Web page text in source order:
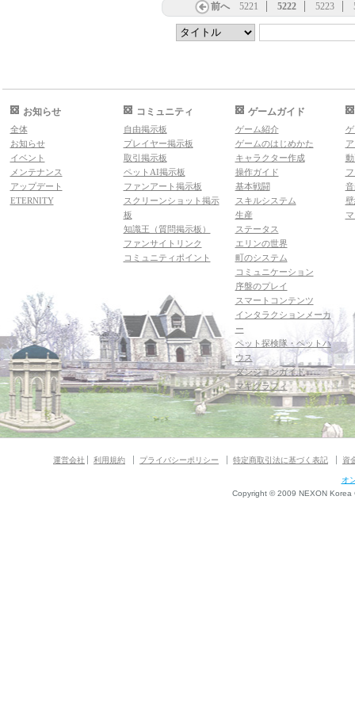
前へ 5221 5222 5223
お知らせ
全体
お知らせ
イベント
メンテナンス
アップデート
ETERNITY
コミュニティ
自由掲示板
プレイヤー掲示板
取引掲示板
ペットAI掲示板
ファンアート掲示板
スクリーンショット掲示
板
知識王（質問掲示板）
ファンサイトリンク
コミュニティポイント
ゲームガイド
ゲーム紹介
ゲームのはじめかた
キャラクター作成
操作ガイド
基本戦闘
スキルシステム
生産
ステータス
エリンの世界
町のシステム
コミュニケーション
序盤のプレイ
スマートコンテンツ
インタラクションメーカ
ー
ペット探検隊・ペットハ
ウス
ダンジョンガイド
マギグラフィ
運営会社 利用規約 プライバシーポリシー 特定商取引法に基づく表記 資
オ
Copyright © 2009 NEXON Korea